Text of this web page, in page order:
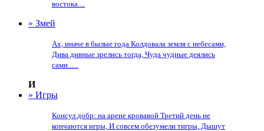
востока....
» Змей
Ах, иначе в былые года Колдовала земля с небесами,
Дива дивные зрелись тогда, Чуда чудные деялись
сами......
И
» Игры
Консул добр: на арене кровавой Третий день не
кончаются игры, И совсем обезумели тигры, Дышут